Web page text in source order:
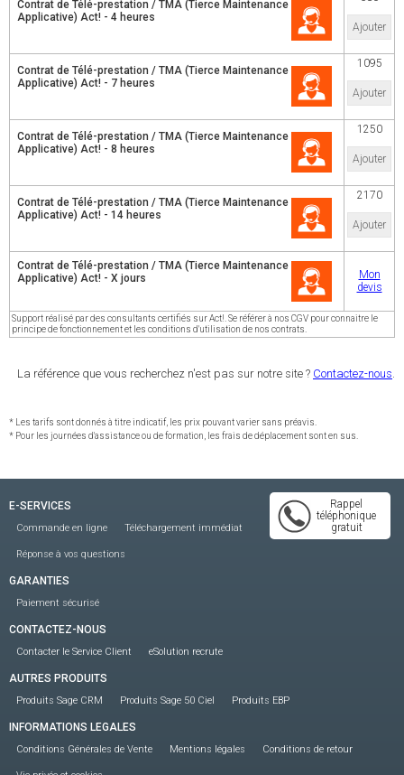
Contrat de Télé-prestation / TMA (Tierce Maintenance
Applicative) Act! - 4 heures
Ajouter
Contrat de Télé-prestation / TMA (Tierce Maintenance
Applicative) Act! - 7 heures
1095
Ajouter
Contrat de Télé-prestation / TMA (Tierce Maintenance
Applicative) Act! - 8 heures
1250
Ajouter
Contrat de Télé-prestation / TMA (Tierce Maintenance
Applicative) Act! - 14 heures
2170
Ajouter
Contrat de Télé-prestation / TMA (Tierce Maintenance
Applicative) Act! - X jours
Mon
devis
Support réalisé par des consultants certifiés sur Act!. Se référer à nos CGV pour connaitre le
principe de fonctionnement et les conditions d'utilisation de nos contrats.
La référence que vous recherchez n'est pas sur notre site ? Contactez-nous.
* Les tarifs sont donnés à titre indicatif, les prix pouvant varier sans préavis.
* Pour les journées d'assistance ou de formation, les frais de déplacement sont en sus.
Rappel
téléphonique
gratuit
E-SERVICES
Commande en ligne Téléchargement immédiat
Réponse à vos questions
GARANTIES
Paiement sécurisé
CONTACTEZ-NOUS
Contacter le Service Client eSolution recrute
AUTRES PRODUITS
Produits Sage CRM Produits Sage 50 Ciel Produits EBP
INFORMATIONS LEGALES
Conditions Générales de Vente Mentions légales Conditions de retour